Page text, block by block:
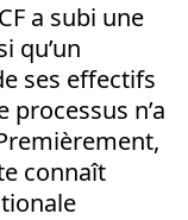
a subi une
qu’un
ses effectifs
n’a
connaît